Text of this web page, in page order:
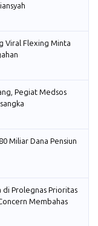
Viral Flexing Minta
Pegiat Medsos
Miliar Dana Pensiun
di Prolegnas Prioritas
Membahas